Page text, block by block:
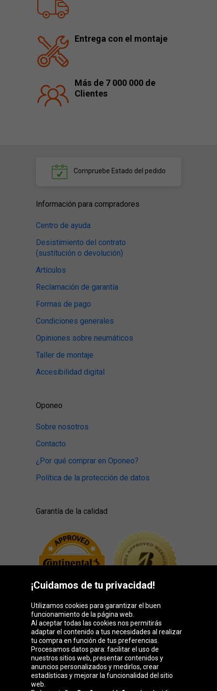
Entrega con el montaje
Más de 7 000 000 de
Clientes
Compruebe Estado del pedido
Información para compradores
Centro de ayuda
Desistimiento del contrato
(sustitución o devolución)
Artículos
Reclamación de garantía
Formas de pago
Condiciones generales
Opiniones sobre neumáticos
Taller de montaje
Accesibilidad digital
Oponeo
Sobre nosotros
Contacto
¿Por qué comprar en Oponeo?
Política de la protección de datos
Garantía de la calidad
Grupo Oponeo
Belgique
republika
¡Cuidamos de tu privacidad!
Utilizamos cookies para garantizar el buen
funcionamiento de la página web.
Al aceptar todas las cookies nos permitirás
adaptar el contenido a tus necesidades al realizar
tu compra en función de tus preferencias.
Procesamos datos para: facilitar el uso de
nuestros sitios web, presentar contenidos y
anuncios personalizados y medirlos, crear
estadísticas y mejorar la funcionalidad del sitio
web.